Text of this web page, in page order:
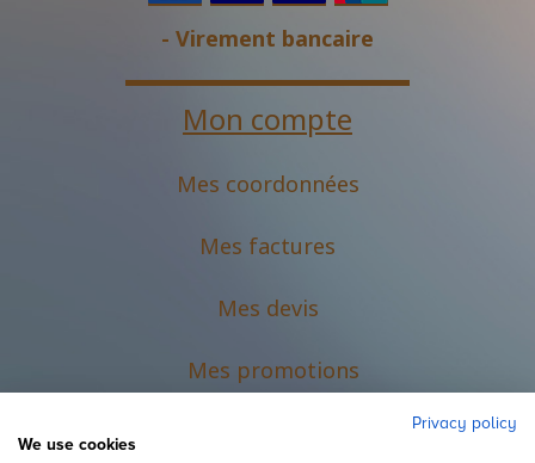
- Virement bancaire
Mon compte
Mes coordonnées
Mes factures
Mes devis
Mes promotions
Privacy policy
We use cookies